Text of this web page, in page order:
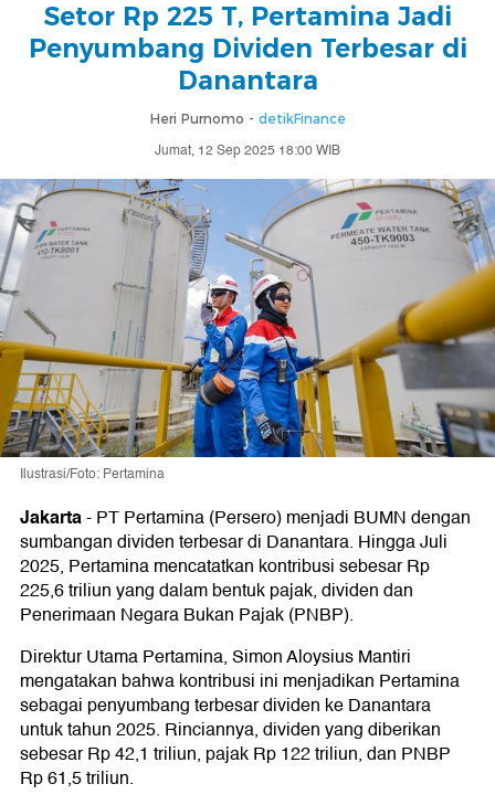
Setor Rp 225 T, Pertamina Jadi
Penyumbang Dividen Terbesar di
Danantara
Heri Purnomo - detikFinance
Jumat, 12 Sep 2025 18:00 WIB
Ilustrasi/Foto: Pertamina
Jakarta-PT Pertamina (Persero) menjadi BUMN dengan
sumbangan dividen terbesar di Danantara. Hingga Juli
2025, Pertamina mencatatkan kontribusi sebesar Rp
225,6 triliun yang dalam bentuk pajak, dividen dan
Penerimaan Negara Bukan Pajak (PNBP).
Direktur Utama Pertamina, Simon Aloysius Mantiri
mengatakan bahwa kontribusi ini menjadikan Pertamina
sebagai penyumbang terbesar dividen ke Danantara
untuk tahun 2025. Rinciannya, dividen yang diberikan
sebesar Rp 42,1 triliun, pajak Rp 122 triliun, dan PNBP
Rp 61,5 triliun.